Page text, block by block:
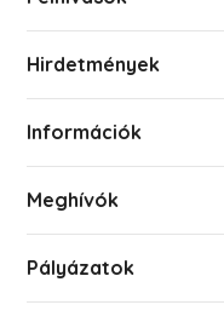
Hirdetmények
Információk
Meghívók
Pályázatok